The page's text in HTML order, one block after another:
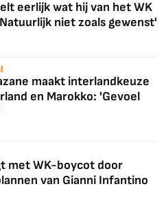
eerlijk wat hij van het WK
niet zoals gewenst'
maakt interlandkeuze
en Marokko: 'Gevoel
met WK-boycot door
van Gianni Infantino